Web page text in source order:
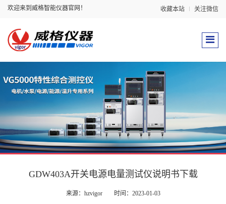
欢迎来到威格智能仪器官网！ 收藏本站 关注微信
GDW403A开关电源电量测试仪说明书下载
来源：hzvigor 时间：2023-01-03